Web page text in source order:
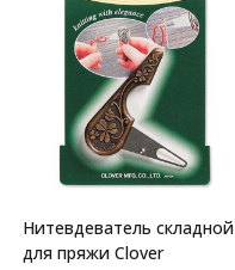
Нитевдеватель складной
для пряжи Clover